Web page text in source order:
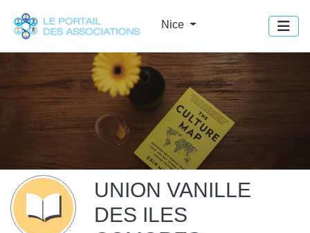
Nice
UNION VANILLE
DES ILES